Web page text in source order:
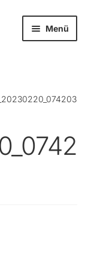
Menü
öffnen